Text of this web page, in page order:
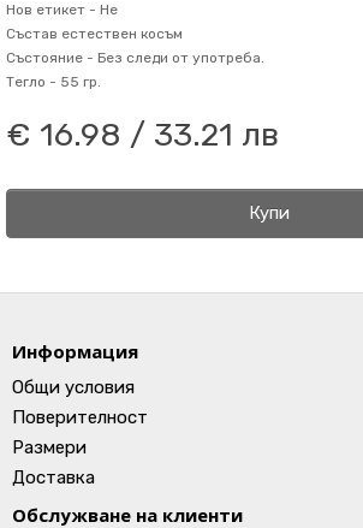
Нов етикет - Не
Състав естествен косъм
Състояние - Без следи от употреба.
Тегло - 55 гр.
€ 16.98 / 33.21 лв
Купи
Информация
Общи условия
Поверителност
Размери
Доставка
Обслужване на клиенти